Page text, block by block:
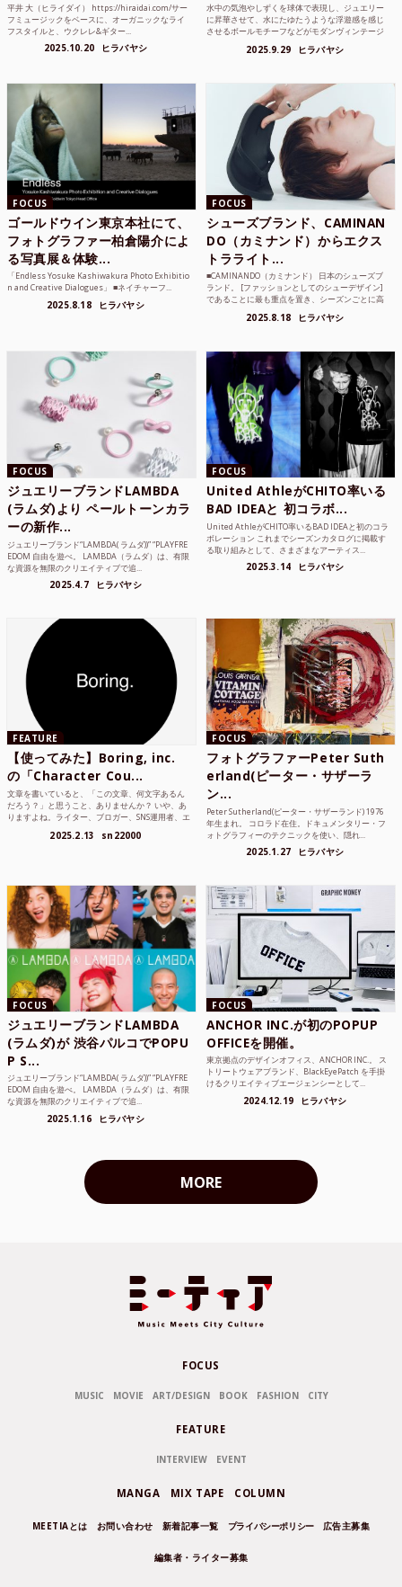
平井 大（ヒライダイ） https://hiraidai.com/サー
フミュージックをベースに、オーガニックなライ
フスタイルと、ウクレレ&ギター...
2025.10.20 ヒラバヤシ
水中の気泡やしずくを球体で表現し、ジュエリー
に昇華させて、水にたゆたうような浮遊感を感じ
させるボールモチーフなどがモダンヴィンテージ
2025.9.29 ヒラバヤシ
FOCUS
ゴールドウイン東京本社にて、
フォトグラファー柏倉陽介によ
る写真展＆体験...
「Endless Yosuke Kashiwakura Photo Exhibitio
n and Creative Dialogues」 ■ネイチャーフ...
2025.8.18 ヒラバヤシ
FOCUS
シューズブランド、CAMINAN
DO（カミナンド）からエクス
トラライト...
■CAMINANDO（カミナンド） 日本のシューズブ
ランド。 [ファッションとしてのシューデザイン]
であることに最も重点を置き、シーズンごとに高
2025.8.18 ヒラバヤシ
FOCUS
ジュエリーブランドLAMBDA
(ラムダ)より ペールトーンカラ
ーの新作...
ジュエリーブランド“LAMBDA( ラムダ))” “PLAYFRE
EDOM 自由を遊べ。 LAMBDA（ラムダ）は、有限
な資源を無限のクリエイティブで追...
2025.4.7 ヒラバヤシ
FOCUS
United AthleがCHITO率いる
BAD IDEAと 初コラボ...
United AthleがCHITO率いるBAD IDEAと初のコラ
ボレーション これまでシーズンカタログに掲載す
る取り組みとして、さまざまなアーティス...
2025.3.14 ヒラバヤシ
FEATURE
【使ってみた】Boring, inc.
の「Character Cou...
文章を書いていると、「この文章、何文字あるん
だろう？」と思うこと、ありませんか？ いや、あ
りますよね。ライター、ブロガー、SNS運用者、エ
2025.2.13 sn22000
FOCUS
フォトグラファーPeter Suth
erland(ピーター・サザーラ
ン...
Peter Sutherland(ピーター・サザーランド) 1976
年生まれ。 コロラド在住。ドキュメンタリー・フ
ォトグラフィーのテクニックを使い、隠れ...
2025.1.27 ヒラバヤシ
FOCUS
ジュエリーブランドLAMBDA
(ラムダ)が 渋谷パルコでPOPU
P S...
ジュエリーブランド“LAMBDA( ラムダ))” “PLAYFRE
EDOM 自由を遊べ。 LAMBDA（ラムダ）は、有限
な資源を無限のクリエイティブで追...
2025.1.16 ヒラバヤシ
FOCUS
ANCHOR INC.が初のPOPUP
OFFICEを開催。
東京拠点のデザインオフィス、ANCHOR INC.。 ス
トリートウェアブランド、BlackEyePatch を手掛
けるクリエイティブエージェンシーとして...
2024.12.19 ヒラバヤシ
MORE
FOCUS
MUSIC MOVIE ART/DESIGN BOOK FASHION CITY
FEATURE
INTERVIEW EVENT
MANGA MIX TAPE COLUMN
MEETIAとは お問い合わせ 新着記事一覧 プライバシーポリシー 広告主募集
編集者・ライター募集